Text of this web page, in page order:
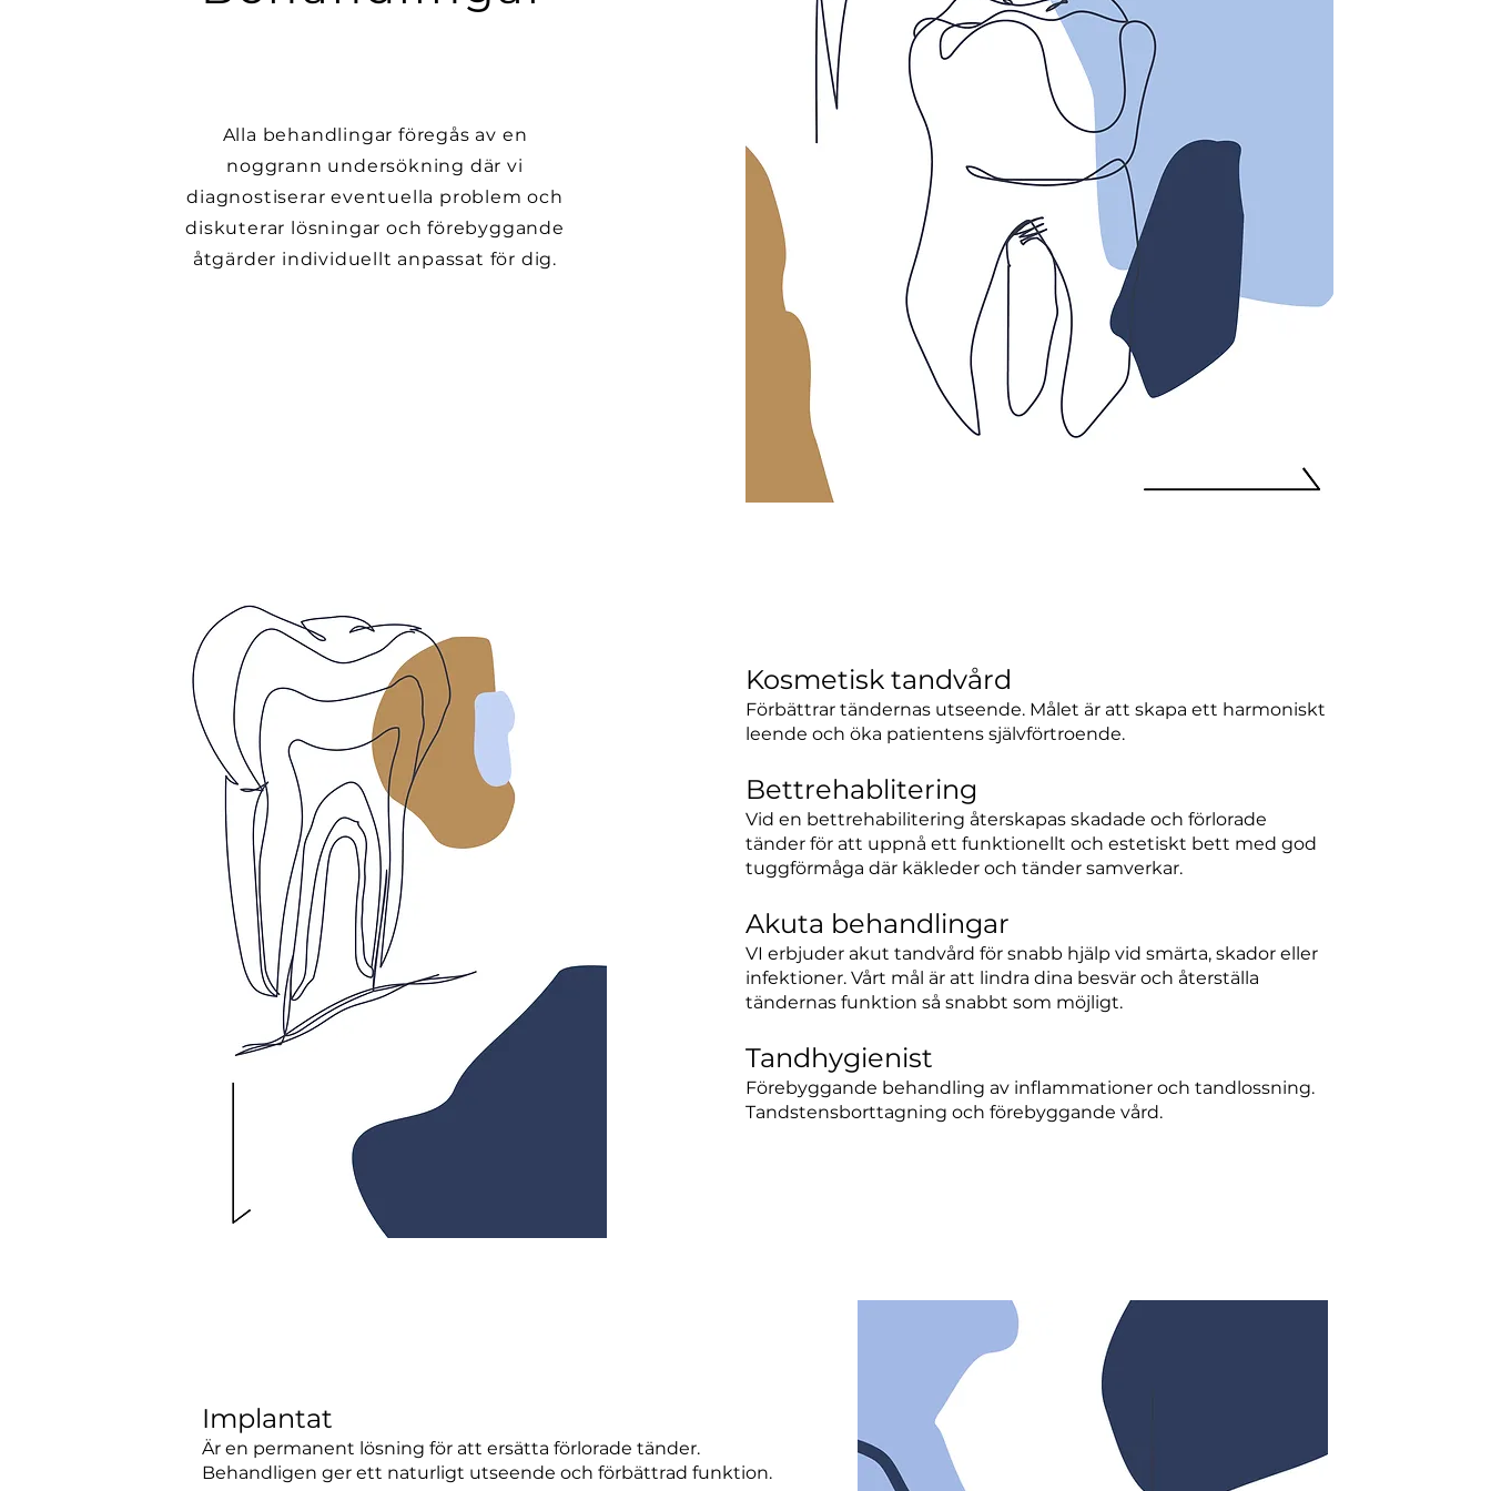
Alla behandlingar föregås av en
noggrann undersökning där vi
diagnostiserar eventuella problem och
diskuterar lösningar och förebyggande
åtgärder individuellt anpassat för dig.
Kosmetisk tandvård
Förbättrar tändernas utseende. Målet är att skapa ett harmoniskt
leende och öka patientens självförtroende.
Bettrehablitering
Vid en bettrehabilitering återskapas skadade och förlorade
tänder för att uppnå ett funktionellt och estetiskt bett med god
tuggförmåga där käkleder och tänder samverkar.
Akuta behandlingar
VI erbjuder akut tandvård för snabb hjälp vid smärta, skador eller
infektioner. Vårt mål är att lindra dina besvär och återställa
tändernas funktion så snabbt som möjligt.
Tandhygienist
Förebyggande behandling av inflammationer och tandlossning.
Tandstensborttagning och förebyggande vård.
Implantat
Är en permanent lösning för att ersätta förlorade tänder.
Behandligen ger ett naturligt utseende och förbättrad funktion.